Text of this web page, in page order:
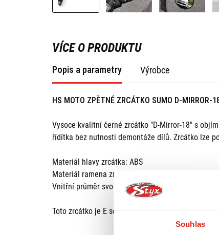
Souhlas
VÍCE O PRODUKTU
Popis a parametry Výrobce
HS MOTO ZPĚTNÉ ZRCÁTKO SUMO D-MIRROR-
Vysoce kvalitní černé zrcátko "D-Mirror-18" s
řídítka bez nutnosti demontáže dílů. Zrcátko lze
Materiál hlavy zrcátka: ABS
Materiál ramena zrcátka: nylon
Vnitřní průměr svorky: 22,2 mm
Toto zrcátko je E schváleno.